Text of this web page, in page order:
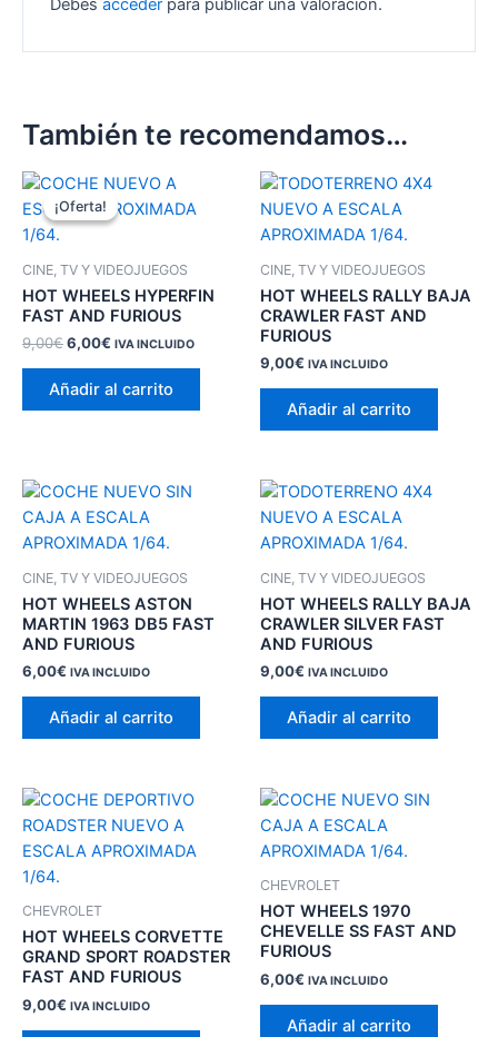
Debesacceder para publicar una valoración.
También te recomendamos…
¡Oferta!
¡Oferta!
CINE, TV Y VIDEOJUEGOS
HOT WHEELS HYPERFIN
FAST AND FURIOUS
9,00€El
original
era:
6,00€ El
actual
es:
IVA INCLUIDO
Añadir al carrito
CINE, TV Y VIDEOJUEGOS
HOT WHEELS RALLY BAJA
CRAWLER FAST AND
FURIOUS
9,00€ IVA INCLUIDO
Añadir al carrito
CINE, TV Y VIDEOJUEGOS
HOT WHEELS ASTON
MARTIN 1963 DB5 FAST
AND FURIOUS
6,00€ IVA INCLUIDO
Añadir al carrito
CINE, TV Y VIDEOJUEGOS
HOT WHEELS RALLY BAJA
CRAWLER SILVER FAST
AND FURIOUS
9,00€ IVA INCLUIDO
Añadir al carrito
CHEVROLET
HOT WHEELS CORVETTE
GRAND SPORT ROADSTER
FAST AND FURIOUS
9,00€ IVA INCLUIDO
CHEVROLET
HOT WHEELS 1970
CHEVELLE SS FAST AND
FURIOUS
6,00€ IVA INCLUIDO
Añadir al carrito